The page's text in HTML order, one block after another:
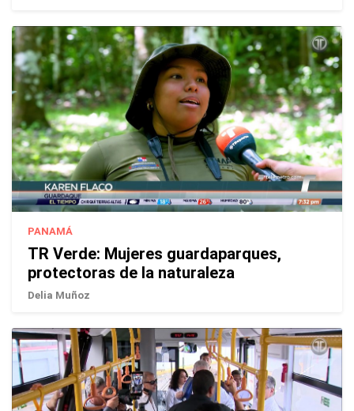
PANAMÁ
TR Verde: Mujeres guardaparques,
protectoras de la naturaleza
Delia Muñoz